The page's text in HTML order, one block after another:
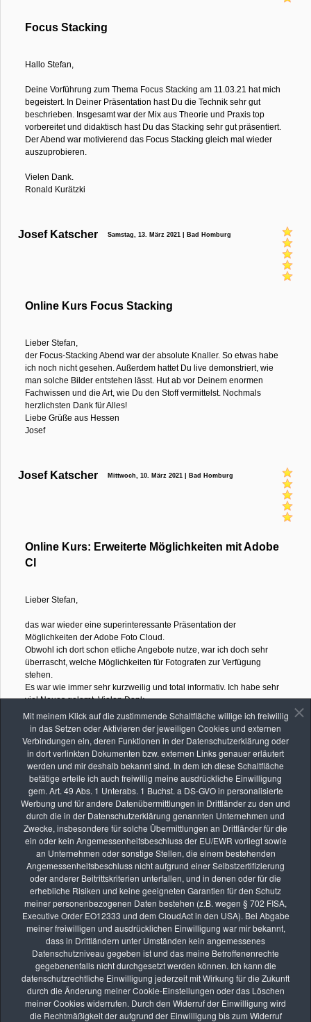
Mit meinem Klick auf die zustimmende Schaltfläche willige ich freiwillig
in das Setzen oder Aktivieren der jeweiligen Cookies und externen
Verbindungen ein, deren Funktionen in der Datenschutzerklärung oder
in dort verlinkten Dokumenten bzw. externen Links genauer erläutert
werden und mir deshalb bekannt sind. In dem ich diese Schaltfläche
betätige erteile ich auch freiwillig meine ausdrückliche Einwilligung
gem. Art. 49 Abs. 1 Unterabs. 1 Buchst. a DS-GVO in personalisierte
Werbung und für andere Datenübermittlungen in Drittländer zu den und
durch die in der Datenschutzerklärung genannten Unternehmen und
Zwecke, insbesondere für solche Übermittlungen an Drittländer für die
ein oder kein Angemessenheitsbeschluss der EU/EWR vorliegt sowie
an Unternehmen oder sonstige Stellen, die einem bestehenden
Angemessenheitsbeschluss nicht aufgrund einer Selbstzertifizierung
oder anderer Beitrittskriterien unterfallen, und in denen oder für die
erhebliche Risiken und keine geeigneten Garantien für den Schutz
meiner personenbezogenen Daten bestehen (z.B. wegen § 702 FISA,
Executive Order EO12333 und dem CloudAct in den USA). Bei Abgabe
meiner freiwilligen und ausdrücklichen Einwilligung war mir bekannt,
dass in Drittländern unter Umständen kein angemessenes
Datenschutzniveau gegeben ist und das meine Betroffenenrechte
gegebenenfalls nicht durchgesetzt werden können. Ich kann die
datenschutzrechtliche Einwilligung jederzeit mit Wirkung für die Zukunft
durch die Änderung meiner Cookie-Einstellungen oder das Löschen
meiner Cookies widerrufen. Durch den Widerruf der Einwilligung wird
die Rechtmäßigkeit der aufgrund der Einwilligung bis zum Widerruf
Focus Stacking
Hallo Stefan,
Deine Vorführung zum Thema Focus Stacking am 11.03.21 hat mich
begeistert. In Deiner Präsentation hast Du die Technik sehr gut
beschrieben. Insgesamt war der Mix aus Theorie und Praxis top
vorbereitet und didaktisch hast Du das Stacking sehr gut präsentiert.
Der Abend war motivierend das Focus Stacking gleich mal wieder
auszuprobieren.
Vielen Dank.
Ronald Kurätzki
Josef Katscher Samstag, 13. März 2021 | Bad Homburg
Online Kurs Focus Stacking
Lieber Stefan,
der Focus-Stacking Abend war der absolute Knaller. So etwas habe
ich noch nicht gesehen. Außerdem hattet Du live demonstriert, wie
man solche Bilder entstehen lässt. Hut ab vor Deinem enormen
Fachwissen und die Art, wie Du den Stoff vermittelst. Nochmals
herzlichsten Dank für Alles!
Liebe Grüße aus Hessen
Josef
Josef Katscher Mittwoch, 10. März 2021 | Bad Homburg
Online Kurs: Erweiterte Möglichkeiten mit Adobe
Cl
Lieber Stefan,
das war wieder eine superinteressante Präsentation der
Möglichkeiten der Adobe Foto Cloud.
Obwohl ich dort schon etliche Angebote nutze, war ich doch sehr
überrascht, welche Möglichkeiten für Fotografen zur Verfügung
stehen.
Es war wie immer sehr kurzweilig und total informativ. Ich habe sehr
viel Neues gelernt. Vielen Dank.
Liebe Grüße
Josef
40 Einträge im Gästebuch
1 2 3 4
Die nächsten Seminare
AUG.
26
Online-Kurs: Lernen durch Bildbesprechung
vhs Kurse
SEP.
09